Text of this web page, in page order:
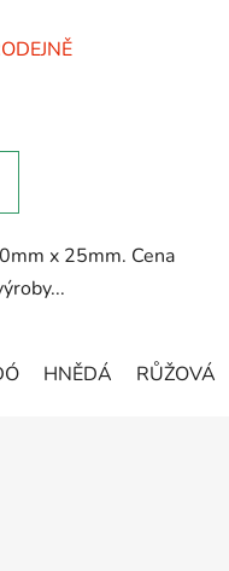
x 25mm. Cena
HNĚDÁ RŮŽOVÁ